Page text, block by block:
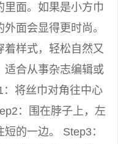
面。如果是小方巾
面会显得更时尚。
着样式，轻松自然又
适合从事杂志编辑或
将丝巾对角往中心
：围在脖子上，左
的一边。 Step3：